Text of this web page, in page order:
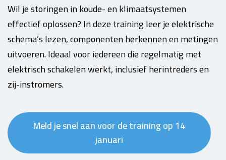
Wil je storingen in koude- en klimaatsystemen
effectief oplossen? In deze training leer je elektrische
schema’s lezen, componenten herkennen en metingen
uitvoeren. Ideaal voor iedereen die regelmatig met
elektrisch schakelen werkt, inclusief herintreders en
zij-instromers.
Meld je snel aan voor de training op 14
januari